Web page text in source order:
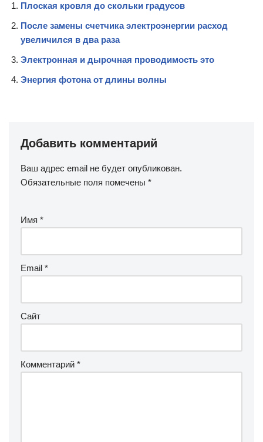
Плоская кровля до скольки градусов
После замены счетчика электроэнергии расход
увеличился в два раза
Электронная и дырочная проводимость это
Энергия фотона от длины волны
Добавить комментарий
Ваш адрес email не будет опубликован.
Обязательные поля помечены *
Имя *
Email *
Сайт
Комментарий *